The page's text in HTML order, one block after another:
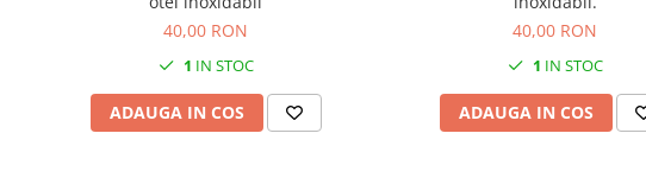
40,00 RON
1 IN STOC
ADAUGA IN COS
40,00 RON
1 IN STOC
ADAUGA IN COS